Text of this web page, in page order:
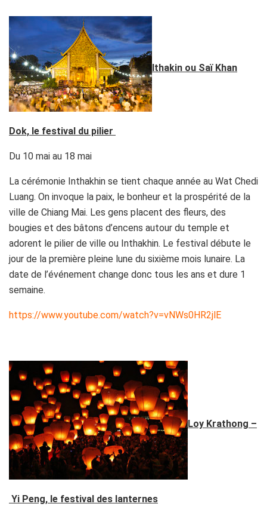
Ithakin ou Saï Khan
Dok, le festival du pilier
Du 10 mai au 18 mai
La cérémonie Inthakhin se tient chaque année au Wat Chedi
Luang. On invoque la paix, le bonheur et la prospérité de la
ville de Chiang Mai. Les gens placent des fleurs, des
bougies et des bâtons d’encens autour du temple et
adorent le pilier de ville ou Inthakhin. Le festival débute le
jour de la première pleine lune du sixième mois lunaire. La
date de l’événement change donc tous les ans et dure 1
semaine.
https://www.youtube.com/watch?v=vNWs0HR2jlE
Loy Krathong –
Yi Peng, le festival des lanternes